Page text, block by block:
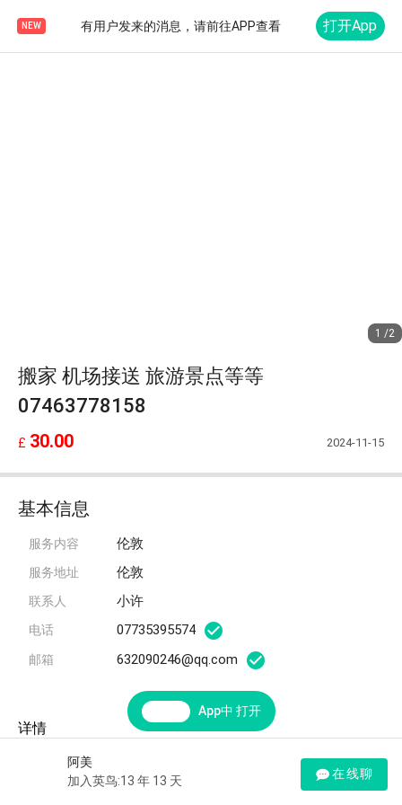
NEW 有用户发来的消息，请前往APP查看 打开App
1 /2
搬家 机场接送 旅游景点等等
07463778158
£ 30.00 2024-11-15
基本信息
服务内容 伦敦
服务地址 伦敦
联系人 小许
电话 07735395574
邮箱 632090246@qq.com
详情
App中 打开
阿美
加入英鸟:13 年 13 天
在线聊